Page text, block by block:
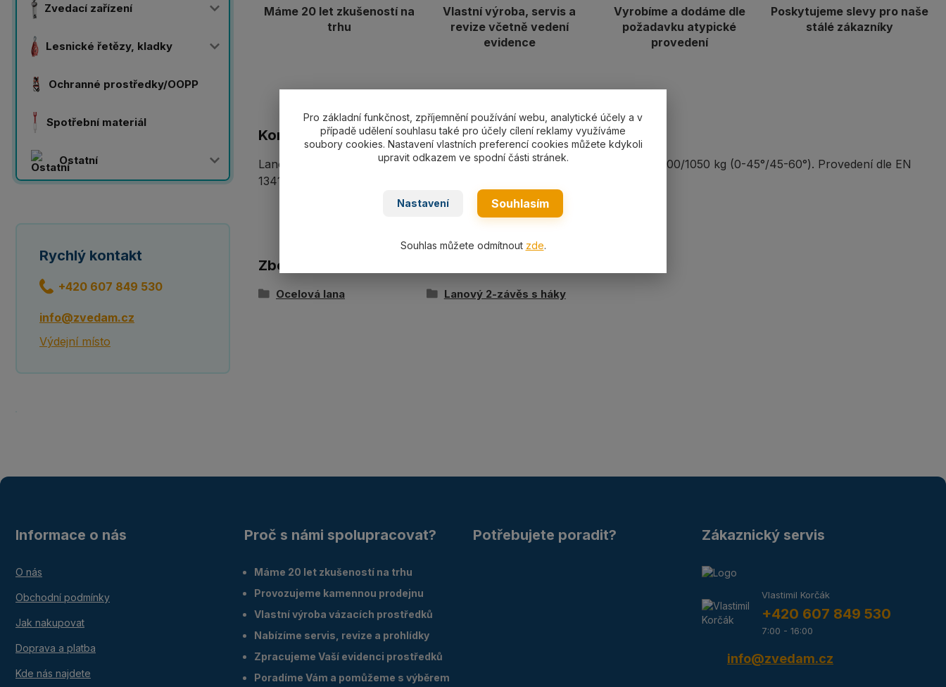
Zvedací zařízení
Lesnické řetězy, kladky
Ochranné prostředky/OOPP
Spotřební materiál
Ostatní
Rychlý kontakt
+420 607 849 530
info@zvedam.cz
Výdejní místo
Máme 20 let zkušeností na
trhu
Vlastní výroba, servis a
revize včetně vedení
evidence
Vyrobíme a dodáme dle
požadavku atypické
provedení
Poskytujeme slevy pro naše
stálé zákazníky
Kompletní specifikace
Lanový 2-závěs s háky s pojistkou pr. 10 mm/délka L dle výběru, nosnost 1500/1050 kg (0-45°/45-60°). Provedení dle EN
13414-1 pozink.
Zboží zařazeno v kategoriích
Ocelová lana Lanový 2-závěs s háky
Informace o nás
O nás
Obchodní podmínky
Jak nakupovat
Doprava a platba
Kde nás najdete
Proč s námi spolupracovat?
Máme 20 let zkušeností na trhu
Provozujeme kamennou prodejnu
Vlastní výroba vázacích prostředků
Nabízíme servis, revize a prohlídky
Zpracujeme Vaší evidenci prostředků
Poradíme Vám a pomůžeme s výběrem
Potřebujete poradit? Zákaznický servis
Vlastimil Korčák
+420 607 849 530
7:00 - 16:00
info@zvedam.cz
Pro základní funkčnost, zpříjemnění používání webu, analytické účely a v
případě udělení souhlasu také pro účely cílení reklamy využíváme
soubory cookies. Nastavení vlastních preferencí cookies můžete kdykoli
upravit odkazem ve spodní části stránek.
Nastavení Souhlasím
Souhlas můžete odmítnout zde.